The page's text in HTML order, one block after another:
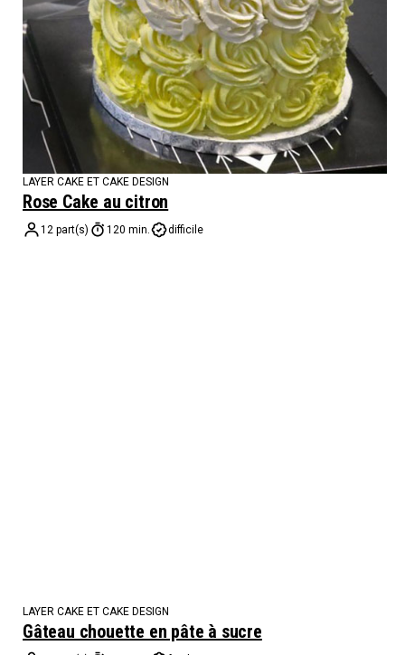
LAYER CAKE ET CAKE DESIGN
Rose Cake au citron
12 part(s) 120 min. difficile
LAYER CAKE ET CAKE DESIGN
Gâteau chouette en pâte à sucre